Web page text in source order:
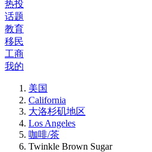
热投
话题
教育
移民
工商
我的
美国
California
大洛杉矶地区
Los Angeles
咖啡/茶
Twinkle Brown Sugar